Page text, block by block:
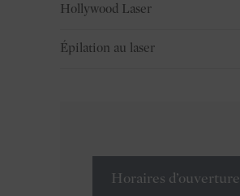
Hollywood Laser
Épilation au laser
Horaires d’ouverture